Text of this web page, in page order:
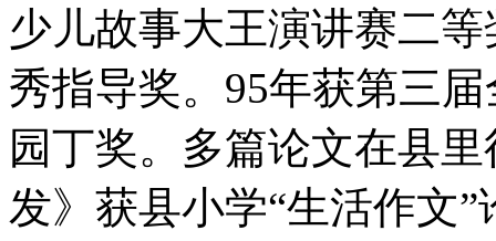
少儿故事大王演讲赛二
秀指导奖。95年获第三
园丁奖。多篇论文在县
发》获县小学“生活作文